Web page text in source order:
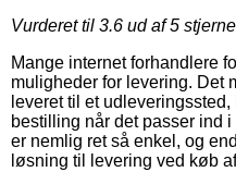
Vurderet til 3.6 ud af 5
Mange internet forhandlere
muligheder for levering. Det
leveret til et
bestilling når det passer ind
er nemlig ret så enkel, og
løsning til levering ved køb